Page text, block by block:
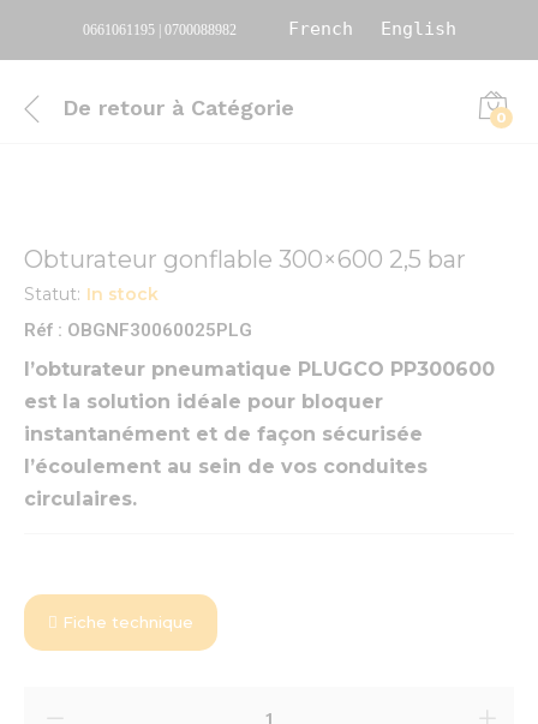
0661061195 | 0700088982 French English
De retour à Catégorie 0
Obturateur gonflable 300×600 2,5 bar
Statut: In stock
Réf : OBGNF30060025PLG
l’obturateur pneumatique PLUGCO PP300600
est la solution idéale pour bloquer
instantanément et de façon sécurisée
l’écoulement au sein de vos conduites
circulaires.
Fiche technique